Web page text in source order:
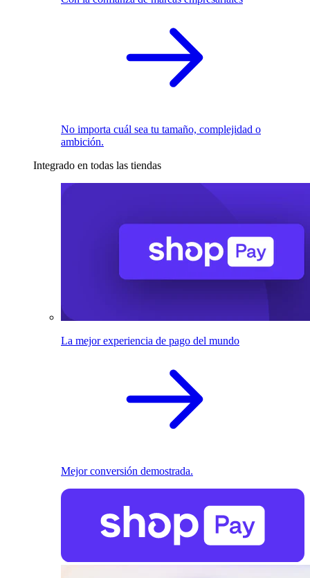
No importa cuál sea tu tamaño, complejidad o
ambición.
Integrado en todas las tiendas
La mejor experiencia de pago del mundo
Mejor conversión demostrada.